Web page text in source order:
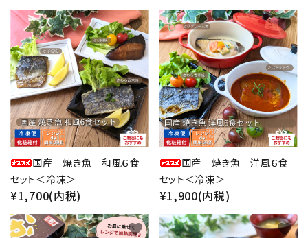
国産 焼き魚 和風６食
セット＜冷凍＞
¥1,700(内税)
favorite
国産 焼き魚 洋風６食
セット＜冷凍＞
¥1,900(内税)
favorite
favorite favorite